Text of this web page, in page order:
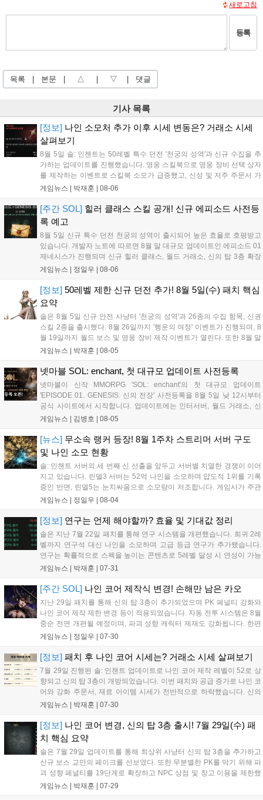
새로고침
등록
목록 본문 △ ▽ 댓글
기사 목록
[정보] 나인 소모처 추가 이후 시세 변동은? 거래소 시세
살펴보기
8월 5일 솔: 인챈트는 50레벨 특수 던전 '천궁의 성역'과 신규 수집을 추
가하는 업데이트를 진행했습니다. 영웅 스킬북으로 영웅 장비 선택 상자
를 제작하는 이벤트로 스킬북 소모가 급증했고, 신성 및 저주 주문서 가
격은 소폭 상승했습니다. 나인 코어 시세는 보합세를 유지 중이며, 신의
수요는 늘었으나 일반 재료는 현상을 유지하고 있으며, 영웅 등급 장비
와 무기는 서버별로 등락을 보이고 있습니다....
게임뉴스 | 박재훈 08-06
[주간 SOL] 힐러 클래스 스킬 공개! 신규 에피소드 사전등
록 예고
8월 5일 신규 특수 던전 천궁의 성역이 출시되어 높은 효율로 호평받고
있습니다. 개발자 노트에 따르면 8월 말 대규모 업데이트인 에피소드 01
제네시스가 진행되며 신규 힐러 클래스, 월드 거래소, 신의 탑 3층 확장
등이 예고되었습니다. 또한 8일에는 신권 선출이 예정되어 있어 게임 내
다....
게임뉴스 | 정일우 08-06
[정보] 50레벨 제한 신규 던전 추가! 8월 5일(수) 패치 핵심
요약
솔은 8월 5일 신규 안전 사냥터 '천궁의 성역'과 26종의 수집 항목, 신권
스킬 2종을 출시했다. 8월 26일까지 '행운의 여정' 이벤트가 진행되며, 8
월 19일까지 월드 보스 및 영웅 장비 제작 이벤트가 열린다. 또한 8월 말
대규모 업데이트 'EPISODE 01 - GENESIS'를 통해 신규 클래스 힐러와
게임뉴스 | 박재훈 08-05
넷마블 SOL: enchant, 첫 대규모 업데이트 사전등록
넷마블이 신작 MMORPG 'SOL: enchant'의 첫 대규모 업데이트
'EPISODE 01. GENESIS: 신의 전장' 사전등록을 8월 5일 낮 12시부터
공식 사이트에서 시작합니다. 업데이트에는 인터서버, 월드 거래소, 신
규 클래스 힐러 및 별자리 콘텐츠가 포함되며, 8월 26일 정식 적용됩니
예정입니다....
게임뉴스 | 김병호 08-05
[뉴스] 무소속 랭커 등장! 8월 1주차 스트리머 서버 구도
및 나인 소모 현황
솔: 인챈트 서버의 세 번째 신 선출을 앞두고 서버별 치열한 경쟁이 이어
지고 있습니다. 린델3 서버는 52억 나인을 소모하며 압도적 1위를 기록
중인 반면, 린델5는 눈치싸움으로 소모량이 저조합니다. 게임사가 주관
하는 공개 구매 이벤트가 진행되는 가운데, 각 서버의 신권 향방은 이번
소모전을 펼치고 있습니다....
게임뉴스 | 정일우 08-04
[정보] 연구는 언제 해야할까? 효율 및 기대값 정리
솔은 지난 7월 22일 패치를 통해 연구 시스템을 개편했습니다. 희귀 2레
벨까지 연구석 대신 나인을 소모하며 고급 등급 연구가 추가됐습니다.
연구는 확률적으로 스펙을 높이는 콘텐츠로 5레벨 달성 시 연성이 가능
합니다. 효율적인 성장을 위해 희귀 등급 1레벨 연구를 우선 진행하여 무
구는 가성비가 낮으니 희귀 연구 완료 후 고려해야 하며, 희귀 등급 이하
에는 연구석 사용이 불가하니 상품 구매 시 주의가 필요합니다....
게임뉴스 | 박재훈 07-31
[주간 SOL] 나인 코어 제작식 변경! 손해만 남은 카오
지난 29일 패치를 통해 신의 탑 3층이 추가되었으며 PK 페널티 강화와
나인 코어 제작 제한 변경 등이 적용되었습니다. 자동 전투 시스템은 8월
중순 전면 개편될 예정이며, 파괴 성향 캐릭터 제재도 강화됩니다. 한편
8월 8일에는 서버 내 새로운 선출이 진행될 예정이며, 필드 보스 보상 강
과 콘텐츠 업데이트가 함께 이루어지고 있습니다....
게임뉴스 | 정일우 07-30
[정보] 패치 후 나인 코어 시세는? 거래소 시세 살펴보기
7월 29일 진행된 솔: 인챈트 업데이트로 나인 코어 제작 레벨이 52로 상
향되고 신의 탑 3층이 개방되었습니다. 이번 패치와 공급 증가로 나인 코
어와 강화 주문서, 재료 아이템 시세가 전반적으로 하락했습니다. 신의
탑 3층 이동 주문서 수요는 높지만, 영웅 아이템 매물은 오히려 감소했습
로 고정되는 등 서버별로 시세 차이가 나타나고 있습니다....
게임뉴스 | 박재훈 07-30
[정보] 나인 코어 변경, 신의 탑 3층 출시! 7월 29일(수) 패
치 핵심 요약
솔은 7월 29일 업데이트를 통해 최상위 사냥터 신의 탑 3층을 추가하고
신규 보스 교만의 페이크를 선보였다. 또한 무분별한 PK를 막기 위해 파
괴 성향 페널티를 19단계로 확장하고 NPC 상점 및 창고 이용을 제한했
다. 나인 코어 제작 제한은 레벨별로 조정되었으며 재료 제작에 필요한
게임뉴스 | 박재훈 07-29